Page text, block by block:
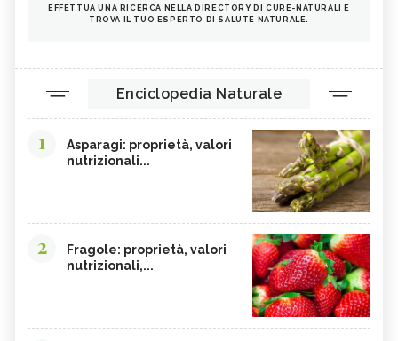
EFFETTUA UNA RICERCA NELLA DIRECTORY DI CURE-NATURALI E
TROVA IL TUO ESPERTO DI SALUTE NATURALE.
Enciclopedia Naturale
1
Asparagi: proprietà, valori
nutrizionali...
2
Fragole: proprietà, valori
nutrizionali,...